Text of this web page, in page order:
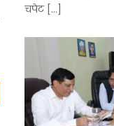
चपेट […]